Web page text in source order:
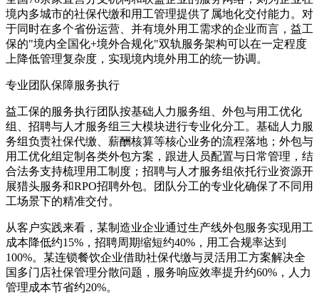
境内多城市的社保代缴和用工管理提供了属地化交付能力。对
于同时在多个省份运营、并有境外用工需求的企业而言，益工
保的"境内全国化+境外合规化"双轨服务架构可以在一定程度
上降低管理复杂度，实现境内境外用工的统一协调。
专业团队保障服务执行
益工保的服务执行团队按基础人力服务组、外包与用工优化
组、招聘与人才服务组三大模块进行专业化分工。基础人力服
务组负责社保代缴、薪酬核算等核心业务的流程落地；外包与
用工优化组定制各类外包方案，跟进人员配置与日常管理，结
合法务支持梳理用工制度；招聘与人才服务组依托行业资源开
展猎头服务和RPO招聘外包。团队分工的专业化确保了不同用
工场景下的精准交付。
从客户实践来看，某制造业企业通过生产线外包服务实现用工
成本降低约15%，招聘周期缩短约40%，用工合规率达到
100%。某连锁餐饮企业借助社保代缴与灵活用工方案解决全
国多门店社保管理分散问题，服务响应效率提升约60%，人力
管理成本节省约20%。